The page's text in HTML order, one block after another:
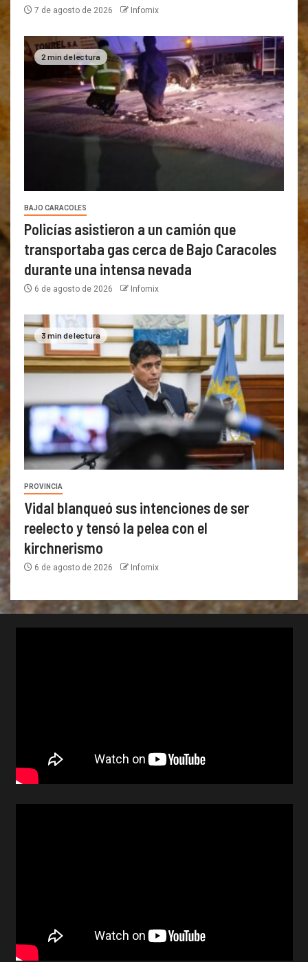
7 de agosto de 2026 Infomix
2 min de lectura
BAJO CARACOLES
Policías asistieron a un camión que
transportaba gas cerca de Bajo Caracoles
durante una intensa nevada
6 de agosto de 2026 Infomix
3 min de lectura
PROVINCIA
Vidal blanqueó sus intenciones de ser
reelecto y tensó la pelea con el
kirchnerismo
6 de agosto de 2026 Infomix